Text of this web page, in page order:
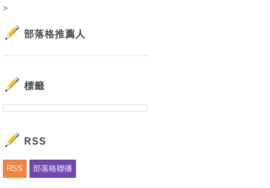
>
部落格推薦人
標籤
RSS
RSS 部落格聯播